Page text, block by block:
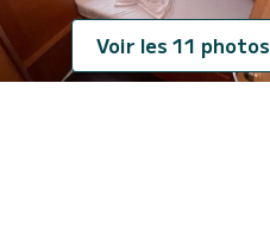
Voir les 11 photos